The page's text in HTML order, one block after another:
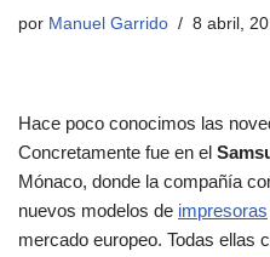
por Manuel Garrido 8 abril,
Hace poco conocimos las
Concretamente fue en el
Mónaco, donde la compañía
nuevos modelos de impresoras
mercado europeo. Todas ellas